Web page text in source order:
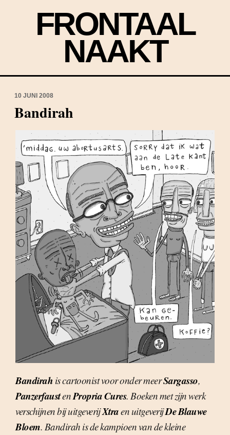
FRONTAAL
NAAKT
10 JUNI 2008
Bandirah
Bandirah is cartoonist voor onder meerSargasso,
PanzerfaustenPropria Cures. Boeken met zijn werk
verschijnen bij uitgeverijXtraen uitgeverijDe Blauwe
Bloem. Bandirah is de kampioen van de kleine